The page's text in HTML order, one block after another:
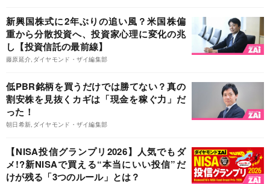
新興国株式に2年ぶりの追い風？米国株偏
重から分散投資へ、投資家心理に変化の兆
し【投資信託の最前線】
藤原延介,ダイヤモンド・ザイ編集部
低PBR銘柄を買うだけでは勝てない？真の
割安株を見抜くカギは「現金を稼ぐ力」だ
った！
朝日希新,ダイヤモンド・ザイ編集部
【NISA投信グランプリ2026】人気でもダ
メ!?新NISAで買える“本当にいい投信”だ
けが残る「3つのルール」とは？